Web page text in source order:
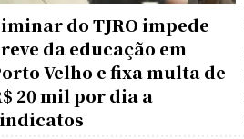
do TJRO impede
da educação em
Velho e fixa multa de
20 mil por dia a